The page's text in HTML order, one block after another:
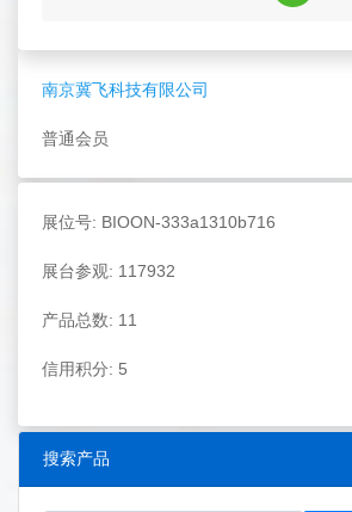
南京冀飞科技有限公司
普通会员
展位号: BIOON-333a1310b716
展台参观: 117932
产品总数: 11
信用积分: 5
搜索产品